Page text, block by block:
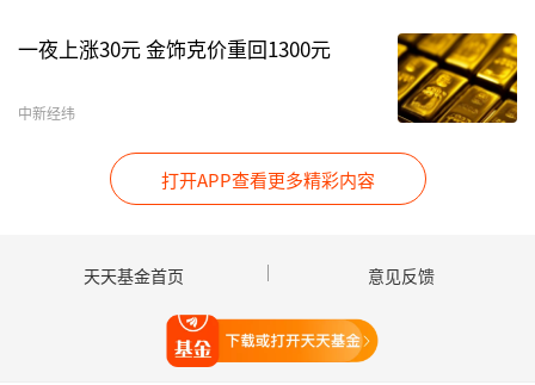
资料显示，公司是一家以光伏电站研发设计、系统
集成和投资运营为主营业务，同时开展新型储能、
一夜上涨30元 金饰克价重回1300元
中新经纬
打开APP查看更多精彩内容
天天基金首页 意见反馈
打开天天基金